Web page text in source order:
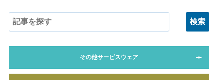
その他サービスウェア